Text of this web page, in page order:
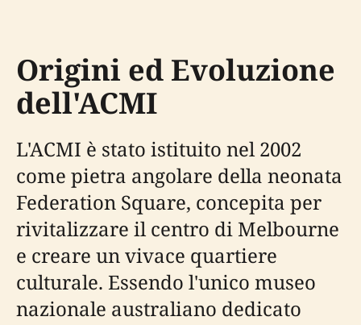
Origini ed Evoluzione
dell'ACMI
L'ACMI è stato istituito nel 2002
come pietra angolare della neonata
Federation Square, concepita per
rivitalizzare il centro di Melbourne
e creare un vivace quartiere
culturale. Essendo l'unico museo
nazionale australiano dedicato